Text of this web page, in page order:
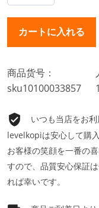
商品货号：
sku10100033857
いつも当店をお
levelkopiは安心して購
お客様の笑顔を一番の
すので、品質安心保証
れば幸いです。